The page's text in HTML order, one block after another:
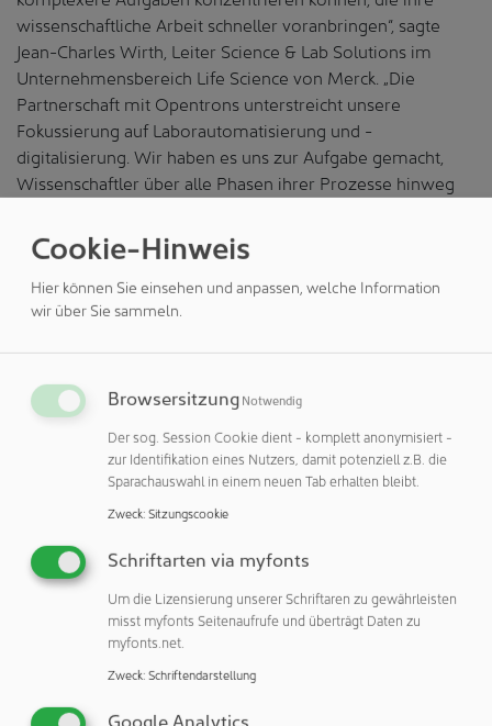
wissenschaftliche Arbeit schneller voranbringen“, sagte
Jean-Charles Wirth, Leiter Science & Lab Solutions im
Unternehmensbereich Life Science von Merck. „Die
Partnerschaft mit Opentrons unterstreicht unsere
Fokussierung auf Laborautomatisierung und -
digitalisierung. Wir haben es uns zur Aufgabe gemacht,
Wissenschaftler über alle Phasen ihrer Prozesse hinweg
Sicherheit und Erfolgsquote bei der Entwicklung neuer
Arzneimittelkandidaten erhöhen können.“
Ab Mitte 2025 können Kunden bei Merck entsprechende
werden ein breit gefächertes Spektrum an Workflows für
die Vorbereitung von Proteinproben sowie Molekül-,
Zell-, Biochemie- und Chemie-basierte Workflows
beinhalten, deren Einführung innerhalb der gesamten
Laufzeit der Vereinbarung erfolgen soll.
„Unser Anspruch ist es, Laborautomatisierung so
suchen wir Partner, die unsere Vision teilen“, sagte
Jonathan Brennan-Badal, CEO von Opentrons. „Mit seinem
breit gefächerten Angebot an hochwertigen Produkten für
die pharmazeutische Entwicklung und Herstellung nimmt
der Unternehmensbereich Life Science von Merck eine
führende Position ein. Wir freuen uns darauf, dieses
Angebot mit unseren eigenen ausgewiesenen
Cookie-Hinweis
Hier können Sie einsehen und anpassen, welche Information
wir über Sie sammeln.
Browsersitzung Notwendig
Der sog. Session Cookie dient - komplett anonymisiert -
zur Identifikation eines Nutzers, damit potenziell z.B. die
Sparachauswahl in einem neuen Tab erhalten bleibt.
Zweck: Sitzungscookie
Schriftarten via myfonts
Um die Lizensierung unserer Schriftaren zu gewährleisten
misst myfonts Seitenaufrufe und überträgt Daten zu
myfonts.net.
Zweck: Schriftendarstellung
Google Analytics